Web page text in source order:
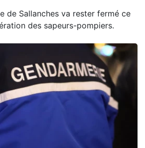
de Sallanches va rester fermé ce
des sapeurs-pompiers.